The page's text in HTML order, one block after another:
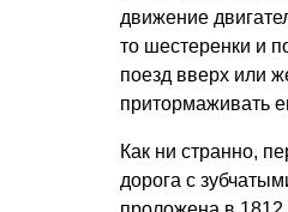
движение
то шестеренки и
поезд вверх или
притормаживать
Как ни странно,
дорога с